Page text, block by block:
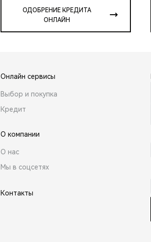
ОДОБРЕНИЕ КРЕДИТА
ОНЛАЙН
Онлайн сервисы
Выбор и покупка
Кредит
О компании
О нас
Мы в соцсетях
Контакты